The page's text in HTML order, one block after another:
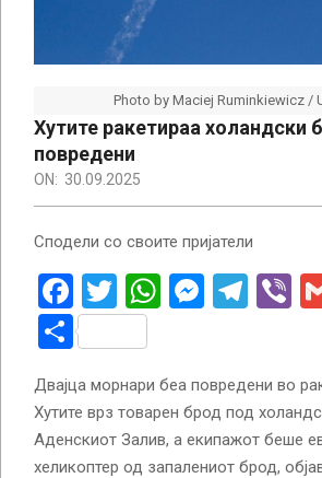
Photo by Maciej Ruminkiewicz /
Хутите ракетираa холандски
повредени
ON: 30.09.2025
Сподели со своите пријатели
Facebook
Twitter
WhatsApp
Share
Двајца морнари беа повредени во
Хутите врз товарен брод под
Аденскиот Залив, а екипажот беше
хеликоптер од запалениот брод,